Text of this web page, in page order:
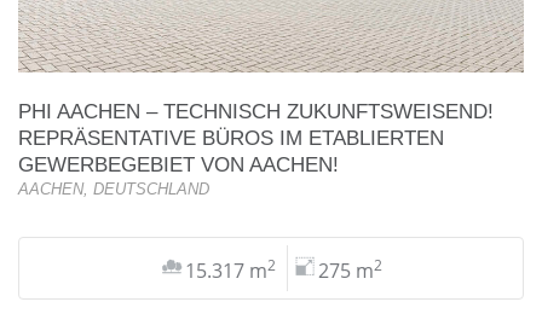
PHI AACHEN – TECHNISCH ZUKUNFTSWEISEND!
REPRÄSENTATIVE BÜROS IM ETABLIERTEN
GEWERBEGEBIET VON AACHEN!
AACHEN, DEUTSCHLAND
15.317 m2 275 m2